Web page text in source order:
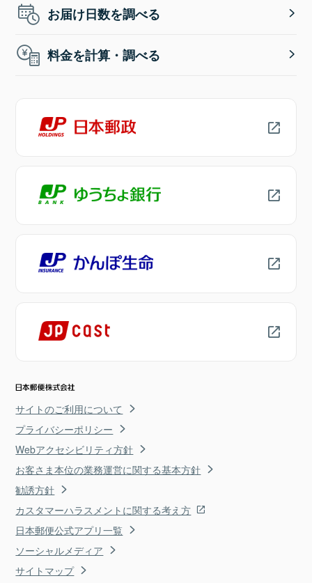
お届け日数を調べる
料金を計算・調べる
サイトのご利用について
プライバシーポリシー
Webアクセシビリティ方針
お客さま本位の業務運営に関する基本方針
勧誘方針
カスタマーハラスメントに関する考え方
日本郵便公式アプリ一覧
ソーシャルメディア
サイトマップ